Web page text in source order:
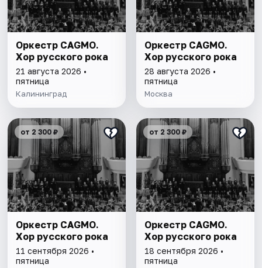
Оркестр CAGMO.
Хор русского рока
21 августа 2026 •
пятница
Калининград
Оркестр CAGMO.
Хор русского рока
28 августа 2026 •
пятница
Москва
от 2 300 ₽
Оркестр CAGMO.
Хор русского рока
11 сентября 2026 •
пятница
от 2 300 ₽
Оркестр CAGMO.
Хор русского рока
18 сентября 2026 •
пятница